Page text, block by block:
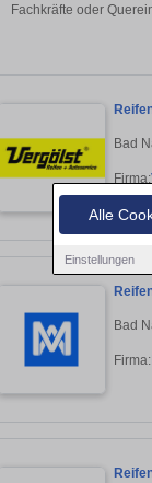
Alle
Einstellungen
Fachkräfte oder
Bad
Firma:
Bad
Firma: